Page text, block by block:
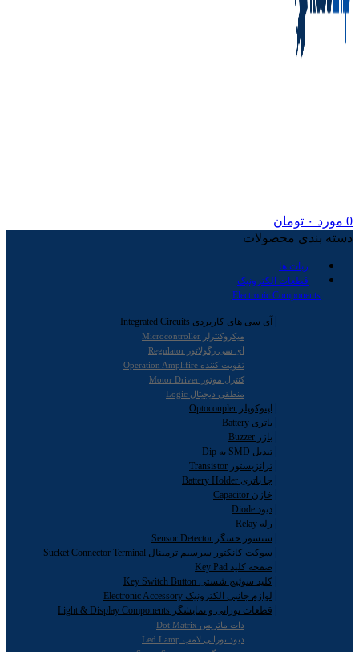
0 مورد ۰ تومان
دسته بندی محصولات
ربات ها
قطعات الکترونیک
Electronic Components
آی سی های کاربردی Integrated Circuits
میکروکنترلر Microcontroller
آی سی رگولاتور Regulator
تقویت کننده Operation Amplifire
کنترل موتور Motor Driver
منطقی دیجیتال Logic
اپتوکوپلر Optocoupler
باتری Battery
بازر Buzzer
تبدیل SMD به Dip
ترانزیستور Transistor
جا باتری Battery Holder
خازن Capacitor
دیود Diode
رله Relay
سنسور حسگر Sensor Detector
سوکت کانکتور سرسیم ترمینال Sucket Connector Terminal
صفحه کلید Key Pad
کلید سوئیچ شستی Key Switch Button
لوازم جانبی الکترونیک Electronic Accessory
قطعات نورانی و نمایشگر Light & Display Components
دات ماتریس Dot Matrix
دیود نورانی لامپ Led Lamp